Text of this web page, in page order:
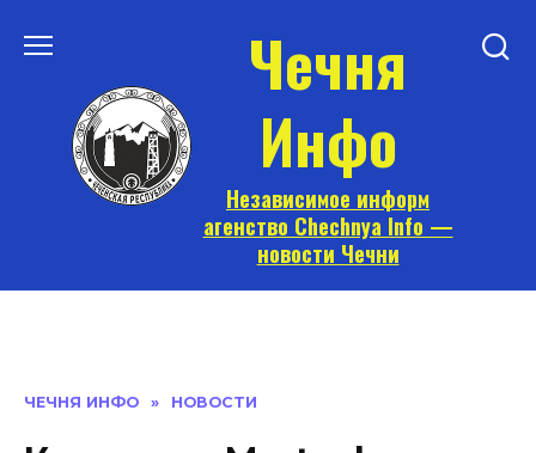
Чечня
Инфо
Независимое информ
агенство Chechnya Info —
новости Чечни
ЧЕЧНЯ ИНФО » НОВОСТИ